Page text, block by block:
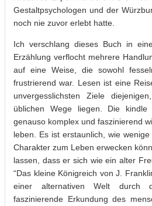
Gestaltpsychologen und der
noch nie zuvor erlebt hatte.
Ich verschlang dieses Buch in
Erzählung verflocht mehrere
auf eine Weise, die sowohl
frustrierend war. Lesen ist eine
unvergesslichsten Ziele
üblichen Wege liegen. Die
genauso komplex und faszinierend
leben. Es ist erstaunlich, wie
Charakter zum Leben erwecken
lassen, dass er sich wie ein alter
“Das kleine Königreich von J.
einer alternativen Welt durch
faszinierende Erkundung des